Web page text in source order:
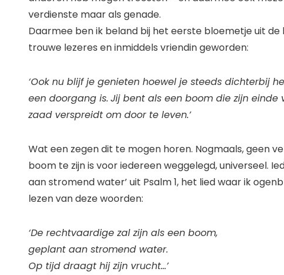
verdienste maar als genade.
Daarmee ben ik beland bij het eerste bloemetje uit de
trouwe lezeres en inmiddels vriendin geworden:
‘Ook nu blijf je genieten hoewel je steeds dichterbij
een doorgang is. Jij bent als een boom die zijn
zaad verspreidt om door te leven.’
Wat een zegen dit te mogen horen. Nogmaals, geen
boom te zijn is voor iedereen weggelegd, universeel.
aan stromend water’ uit Psalm 1, het lied waar ik
lezen van deze woorden:
‘De rechtvaardige zal zijn als een boom,
geplant aan stromend water.
Op tijd draagt hij zijn vrucht…’